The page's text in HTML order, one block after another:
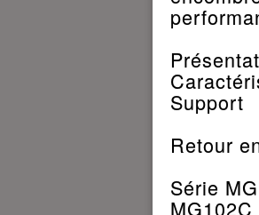
Support
Retour
Série
MG102C